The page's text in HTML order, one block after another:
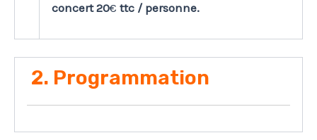
concert 20€ ttc / personne.
2. Programmation